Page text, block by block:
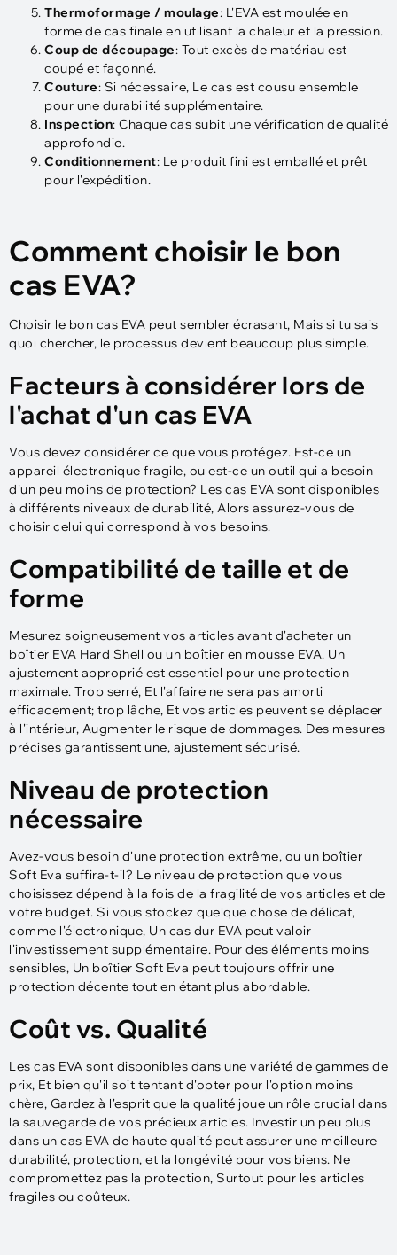
Thermoformage / moulage: L'EVA est moulée en
forme de cas finale en utilisant la chaleur et la pression.
Coup de découpage: Tout excès de matériau est
coupé et façonné.
Couture: Si nécessaire, Le cas est cousu ensemble
pour une durabilité supplémentaire.
Inspection: Chaque cas subit une vérification de qualité
approfondie.
Conditionnement: Le produit fini est emballé et prêt
pour l'expédition.
Comment choisir le bon
cas EVA?
Choisir le bon cas EVA peut sembler écrasant, Mais si tu sais
quoi chercher, le processus devient beaucoup plus simple.
Facteurs à considérer lors de
l'achat d'un cas EVA
Vous devez considérer ce que vous protégez. Est-ce un
appareil électronique fragile, ou est-ce un outil qui a besoin
d'un peu moins de protection? Les cas EVA sont disponibles
à différents niveaux de durabilité, Alors assurez-vous de
choisir celui qui correspond à vos besoins.
Compatibilité de taille et de
forme
Mesurez soigneusement vos articles avant d'acheter un
boîtier EVA Hard Shell ou un boîtier en mousse EVA. Un
ajustement approprié est essentiel pour une protection
maximale. Trop serré, Et l'affaire ne sera pas amorti
efficacement; trop lâche, Et vos articles peuvent se déplacer
à l'intérieur, Augmenter le risque de dommages. Des mesures
précises garantissent une, ajustement sécurisé.
Niveau de protection
nécessaire
Avez-vous besoin d'une protection extrême, ou un boîtier
Soft Eva suffira-t-il? Le niveau de protection que vous
choisissez dépend à la fois de la fragilité de vos articles et de
votre budget. Si vous stockez quelque chose de délicat,
comme l'électronique, Un cas dur EVA peut valoir
l'investissement supplémentaire. Pour des éléments moins
sensibles, Un boîtier Soft Eva peut toujours offrir une
protection décente tout en étant plus abordable.
Coût vs. Qualité
Les cas EVA sont disponibles dans une variété de gammes de
prix, Et bien qu'il soit tentant d'opter pour l'option moins
chère, Gardez à l'esprit que la qualité joue un rôle crucial dans
la sauvegarde de vos précieux articles. Investir un peu plus
dans un cas EVA de haute qualité peut assurer une meilleure
durabilité, protection, et la longévité pour vos biens. Ne
compromettez pas la protection, Surtout pour les articles
fragiles ou coûteux.